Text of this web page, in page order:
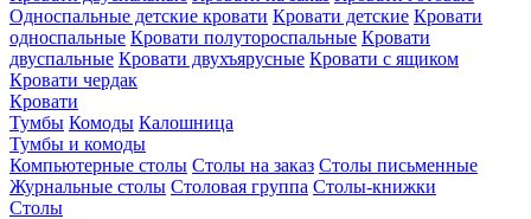
Односпальные детские кровати Кровати детские Кровати
односпальные Кровати полутороспальные Кровати
двуспальные Кровати двухъярусные Кровати с ящиком
Кровати чердак
Кровати
Тумбы Комоды Калошница
Тумбы и комоды
Компьютерные столы Столы на заказ Столы письменные
Журнальные столы Столовая группа Столы-книжки
Столы